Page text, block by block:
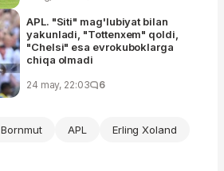
APL. "Siti" mag'lubiyat bilan
yakunladi, "Tottenxem" qoldi,
"Chelsi" esa evrokuboklarga
chiqa olmadi
24 may, 22:03 6
Bornmut APL
Erling Xoland